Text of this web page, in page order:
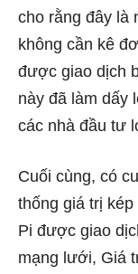
cho rằng đây là
không cần kê
được giao dịch
này đã làm dấy
các nhà đầu tư
Cuối cùng, có
thống giá trị
Pi được giao
mạng lưới, Giá